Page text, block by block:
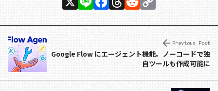
n
e
a
c
e
b
o
h
re
a
d
s
e
d
di
t
p
y
Li
n
Previous Post
Google Flow にエージェント機能。ノーコードで独
自ツールも作成可能に